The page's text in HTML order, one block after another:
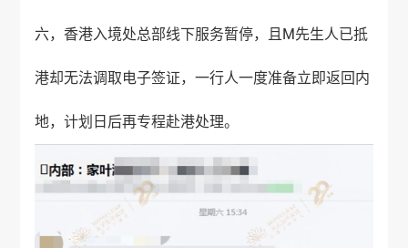
六，香港入境处总部线下服务暂停，且M先生人已抵
港却无法调取电子签证，一行人一度准备立即返回内
地，计划日后再专程赴港处理。